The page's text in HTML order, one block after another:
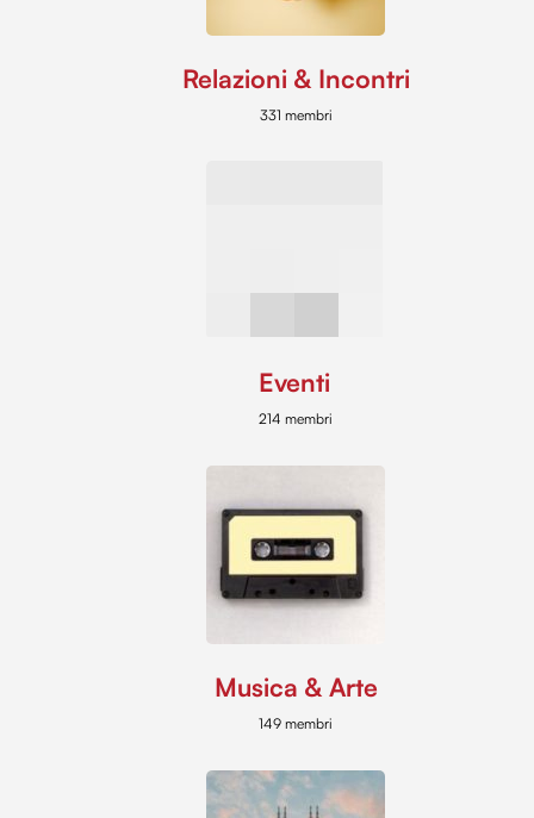
Relazioni & Incontri
331 membri
Eventi
214 membri
Musica & Arte
149 membri